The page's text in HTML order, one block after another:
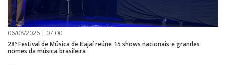
06/08/2026 | 07:00
28º Festival de Música de Itajaí reúne 15 shows nacionais e grandes
nomes da música brasileira